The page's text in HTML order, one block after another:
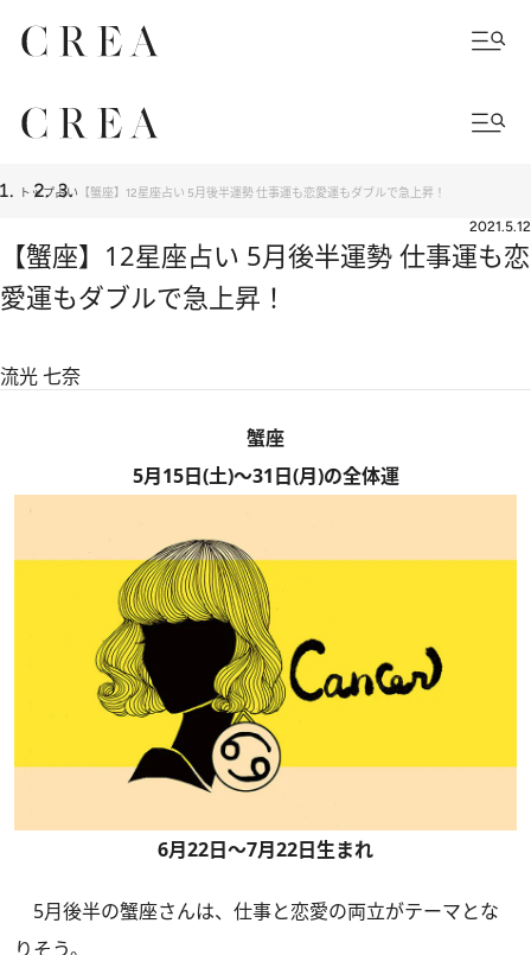
トップ占い 【蟹座】12星座占い 5月後半運勢 仕事運も恋愛運もダブルで急上昇！
2021.5.12
【蟹座】12星座占い 5月後半運勢 仕事運も恋
愛運もダブルで急上昇！
流光 七奈
蟹座
5月15日(土)～31日(月)の全体運
6月22日～7月22日生まれ
5月後半の蟹座さんは、仕事と恋愛の両立がテーマとな
りそう。